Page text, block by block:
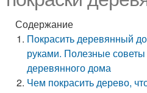
Содержание
Покрасить деревянный
руками. Полезные советы
деревянного дома
Чем покрасить дерево,